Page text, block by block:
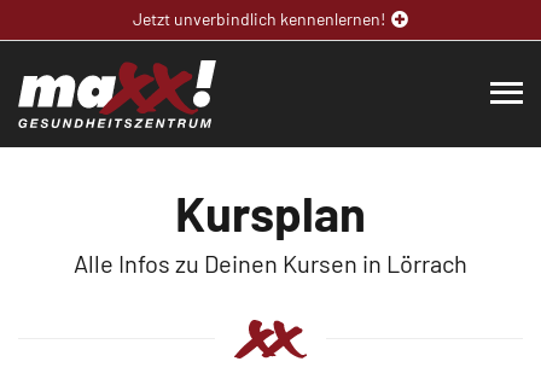
Jetzt unverbindlich kennenlernen!
Kursplan
Alle Infos zu Deinen Kursen in Lörrach